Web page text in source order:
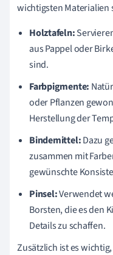
wichtigsten Materialien
Holztafeln:
aus Pappel oder
sind.
Farbpigmente:
oder Pflanzen
Herstellung der
Bindemittel:Dazu
zusammen mit
gewünschte
Pinsel:Verwendet
Borsten, die es den
Details zu schaffen.
Zusätzlich ist es